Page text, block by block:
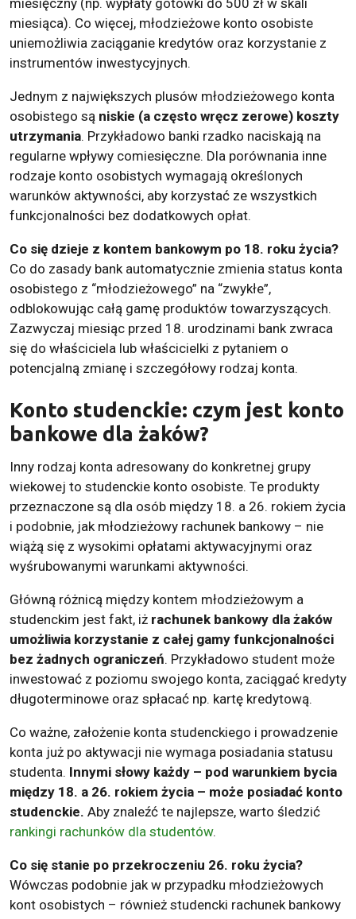
miesiąca). Co więcej, młodzieżowe konto osobiste
uniemożliwia zaciąganie kredytów oraz korzystanie z
instrumentów inwestycyjnych.
Jednym z największych plusów młodzieżowego konta
osobistego są niskie (a często wręcz zerowe) koszty
utrzymania. Przykładowo banki rzadko naciskają na
regularne wpływy comiesięczne. Dla porównania inne
rodzaje konto osobistych wymagają określonych
warunków aktywności, aby korzystać ze wszystkich
funkcjonalności bez dodatkowych opłat.
Co się dzieje z kontem bankowym po 18. roku życia?
Co do zasady bank automatycznie zmienia status konta
osobistego z “młodzieżowego” na “zwykłe”,
odblokowując całą gamę produktów towarzyszących.
Zazwyczaj miesiąc przed 18. urodzinami bank zwraca
się do właściciela lub właścicielki z pytaniem o
potencjalną zmianę i szczegółowy rodzaj konta.
Konto studenckie: czym jest konto
bankowe dla żaków?
Inny rodzaj konta adresowany do konkretnej grupy
wiekowej to studenckie konto osobiste. Te produkty
przeznaczone są dla osób między 18. a 26. rokiem życia
i podobnie, jak młodzieżowy rachunek bankowy – nie
wiążą się z wysokimi opłatami aktywacyjnymi oraz
wyśrubowanymi warunkami aktywności.
Główną różnicą między kontem młodzieżowym a
studenckim jest fakt, iż rachunek bankowy dla żaków
umożliwia korzystanie z całej gamy funkcjonalności
bez żadnych ograniczeń. Przykładowo student może
inwestować z poziomu swojego konta, zaciągać kredyty
długoterminowe oraz spłacać np. kartę kredytową.
Co ważne, założenie konta studenckiego i prowadzenie
konta już po aktywacji nie wymaga posiadania statusu
studenta. Innymi słowy każdy – pod warunkiem bycia
między 18. a 26. rokiem życia – może posiadać konto
studenckie. Aby znaleźć te najlepsze, warto śledzić
rankingi rachunków dla studentów.
Co się stanie po przekroczeniu 26. roku życia?
Wówczas podobnie jak w przypadku młodzieżowych
kont osobistych – również studencki rachunek bankowy